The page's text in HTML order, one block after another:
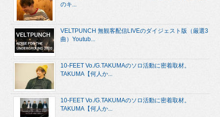
のキ...
VELTPUNCH 無観客配信LIVEのダイジェスト版（厳選3
曲）Youtub...
10-FEET Vo./G.TAKUMAのソロ活動に密着取材。
TAKUMA【何人か...
10-FEET Vo./G.TAKUMAのソロ活動に密着取材。
TAKUMA【何人か...